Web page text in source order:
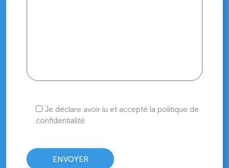
Je déclare avoir lu et accepté la politique de
confidentialité